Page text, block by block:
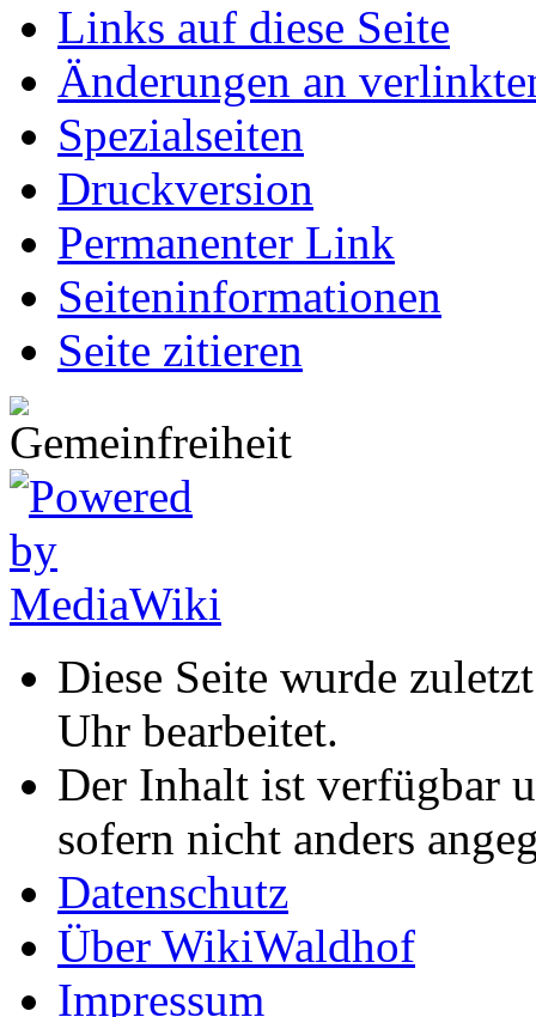
Links auf diese Seite
Änderungen an
Spezialseiten
Druckversion
Permanenter Link
Seiten­informationen
Seite zitieren
Diese Seite wurde
Uhr bearbeitet.
Der Inhalt ist verfügbar
sofern nicht anders
Datenschutz
Über WikiWaldhof
Impressum